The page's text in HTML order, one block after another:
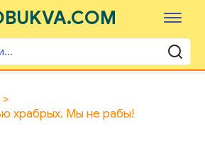
храбрых. Мы не рабы!